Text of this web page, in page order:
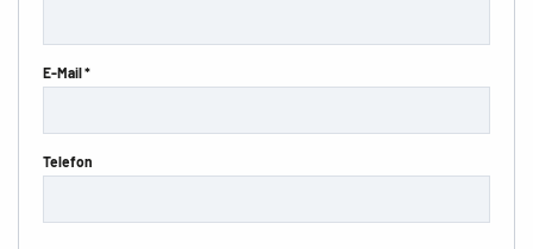
E-Mail *
Telefon